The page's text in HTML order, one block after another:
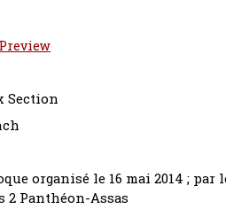
Preview
Section
organisé le 16 mai 2014 ;
2 Panthéon-Assas